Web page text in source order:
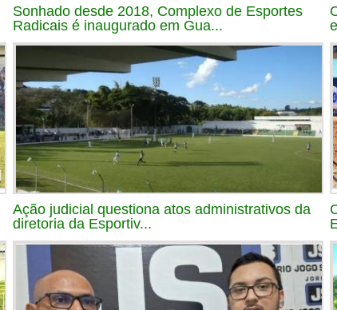
Sonhado desde 2018, Complexo de Esportes
Radicais é inaugurado em Gua...
Ação judicial questiona atos administrativos da
diretoria da Esportiv...